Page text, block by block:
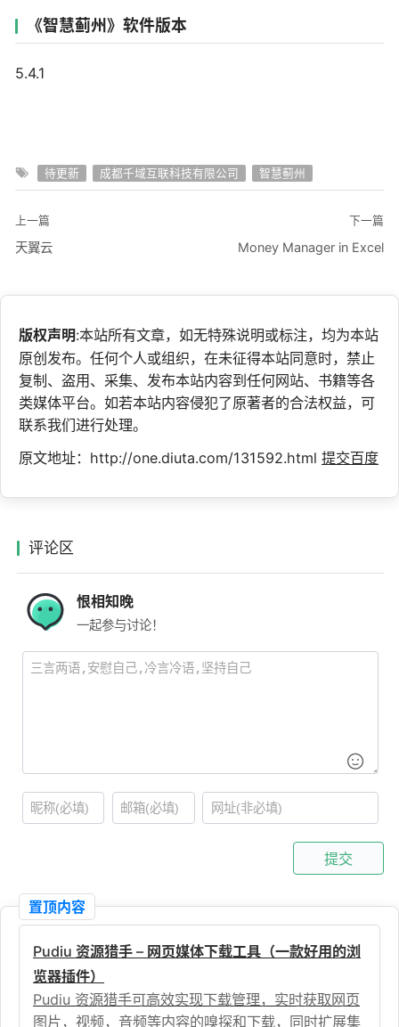
《智慧蓟州》软件版本
5.4.1
待更新 成都千域互联科技有限公司 智慧蓟州
上一篇
天翼云
下一篇
Money Manager in Excel
版权声明:本站所有文章，如无特殊说明或标注，均为本站
原创发布。任何个人或组织，在未征得本站同意时，禁止
复制、盗用、采集、发布本站内容到任何网站、书籍等各
类媒体平台。如若本站内容侵犯了原著者的合法权益，可
联系我们进行处理。
原文地址：http://one.diuta.com/131592.html 提交百度
评论区
恨相知晚
一起参与讨论！
提交
置顶内容
Pudiu 资源猎手 – 网页媒体下载工具（一款好用的浏
览器插件）
Pudiu 资源猎手可高效实现下载管理，实时获取网页
图片，视频，音频等内容的嗅探和下载，同时扩展集